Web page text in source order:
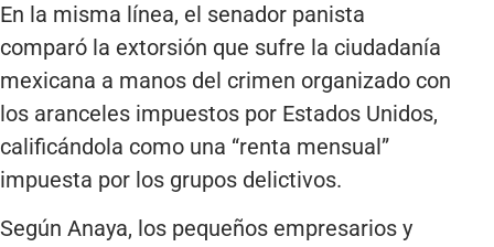
En la misma línea, el senador panista
comparó la extorsión que sufre la ciudadanía
mexicana a manos del crimen organizado con
los aranceles impuestos por Estados Unidos,
calificándola como una “renta mensual”
impuesta por los grupos delictivos.
Según Anaya, los pequeños empresarios y